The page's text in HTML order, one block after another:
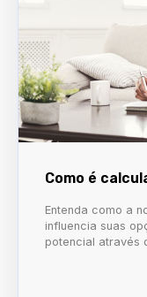
Como é
Entenda como a
influencia suas
potencial através